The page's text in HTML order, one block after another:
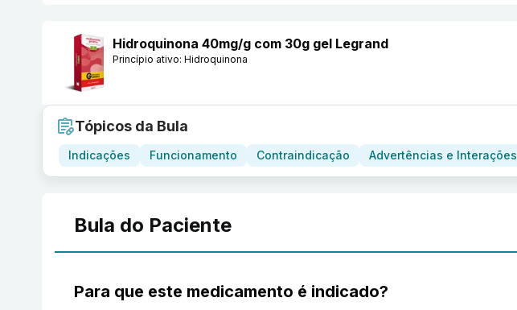
Hidroquinona 40mg/g com 30g gel Legrand
Princípio ativo: Hidroquinona
Tópicos da Bula
Indicações Funcionamento Contraindicação Advertências e Interações
Bula do Paciente
Para que este medicamento é indicado?